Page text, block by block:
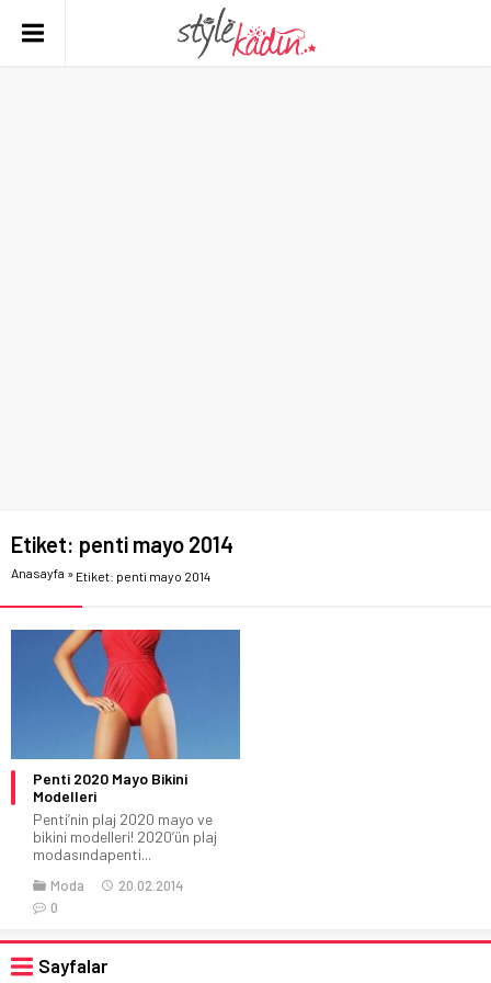
Etiket: penti mayo 2014
Anasayfa » Etiket: penti mayo 2014
Penti 2020 Mayo Bikini
Modelleri
Penti’nin plaj 2020 mayo ve
bikini modelleri! 2020’ün plaj
modasındapenti...
Moda
20.02.2014
0
Sayfalar